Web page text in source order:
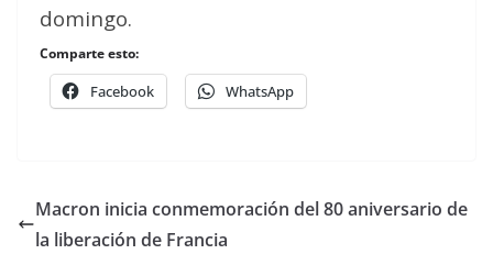
domingo.
Comparte esto:
Facebook WhatsApp
Macron inicia conmemoración del 80 aniversario de
la liberación de Francia